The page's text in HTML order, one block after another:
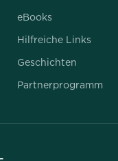
eBooks
Hilfreiche Links
Geschichten
Partnerprogramm